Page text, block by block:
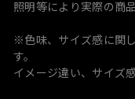
照明等により実際の商
※色味、サイズ感に関
す。
イメージ違い、サイズ